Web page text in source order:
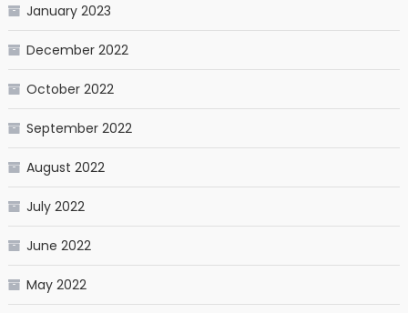
January 2023
December 2022
October 2022
September 2022
August 2022
July 2022
June 2022
May 2022